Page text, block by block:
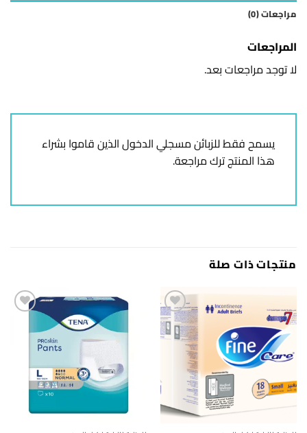
مراجعات (0)
المراجعات
لا توجد مراجعات بعد.
يسمح فقط للزبائن مسجلي الدخول الذين قاموا بشراء
هذا المنتج ترك مراجعة.
منتجات ذات صلة